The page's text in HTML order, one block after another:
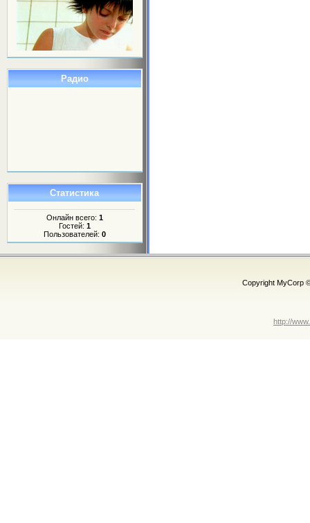
Радио
Статистика
Онлайн всего: 1
Гостей: 1
Пользователей: 0
Copyright MyCorp
http://